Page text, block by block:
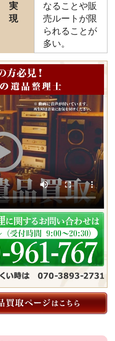
実
現
なることや販
売ルートが限
られることが
多い。